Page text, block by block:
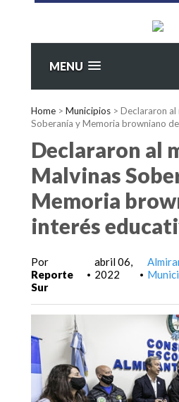
MENU
Home > Municipios > Declararon al
Soberanía y Memoria browniano
Declararon al
Malvinas
Memoria
interés
Por
Reporte
Sur
•
abril 06,
2022
•